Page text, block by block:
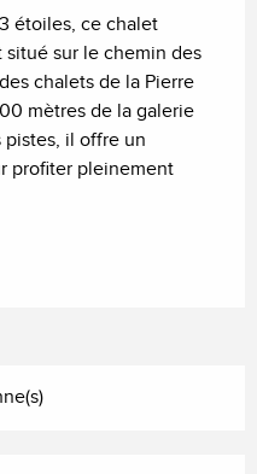
étoiles, ce chalet
sur le chemin des
chalets de la Pierre
mètres de la galerie
pistes, il offre un
profiter pleinement